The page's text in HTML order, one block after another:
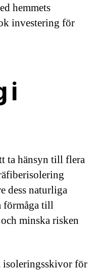
hemmets
investering för
i
ta hänsyn till flera
dess naturliga
förmåga till
minska risken
isoleringsskivor för